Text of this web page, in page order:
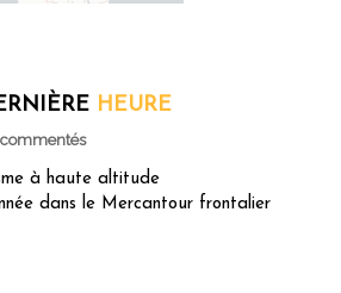
HEURE
commentés
à haute altitude
dans le Mercantour frontalier